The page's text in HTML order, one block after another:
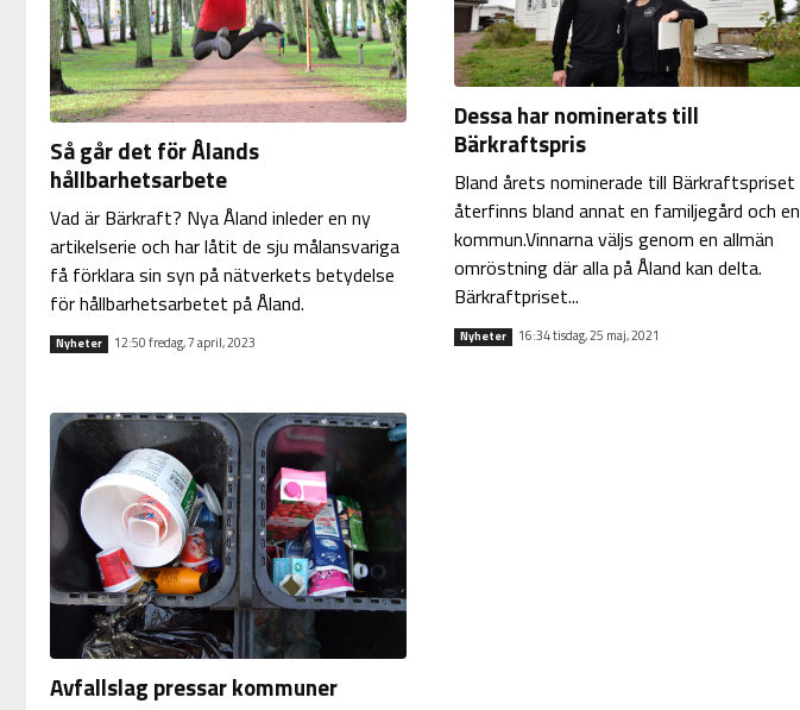
Så går det för Ålands
hållbarhetsarbete
Vad är Bärkraft? Nya Åland inleder en ny
artikelserie och har låtit de sju målansvariga
få förklara sin syn på nätverkets betydelse
för hållbarhetsarbetet på Åland.
Nyheter 12:50 fredag, 7 april, 2023
Dessa har nominerats till
Bärkraftspris
Bland årets nominerade till Bärkraftspriset
återfinns bland annat en familjegård och en
kommun.Vinnarna väljs genom en allmän
omröstning där alla på Åland kan delta.
Bärkraftpriset...
Nyheter 16:34 tisdag, 25 maj, 2021
Avfallslag pressar kommuner